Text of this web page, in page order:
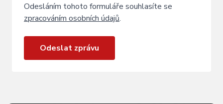
Odesláním tohoto formuláře souhlasíte se
zpracováním osobních údajů.
Odeslat zprávu